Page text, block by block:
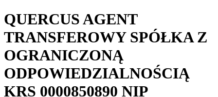
QUERCUS AGENT
TRANSFEROWY SPÓŁKA Z
OGRANICZONĄ
ODPOWIEDZIALNOŚCIĄ
KRS 0000850890 NIP